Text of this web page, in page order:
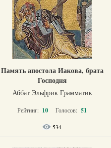
Память апостола Иакова, брата
Господня
Аббат Эльфрик Грамматик
Рейтинг: 10 Голосов: 51
534